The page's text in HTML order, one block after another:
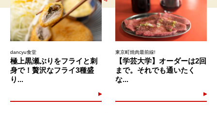
dancyu食堂
極上黒瀬ぶりをフライと刺
身で！贅沢なフライ3種盛
り...
東京町焼肉最前線!
【学芸大学】オーダーは2回
まで。それでも通いたく
な...